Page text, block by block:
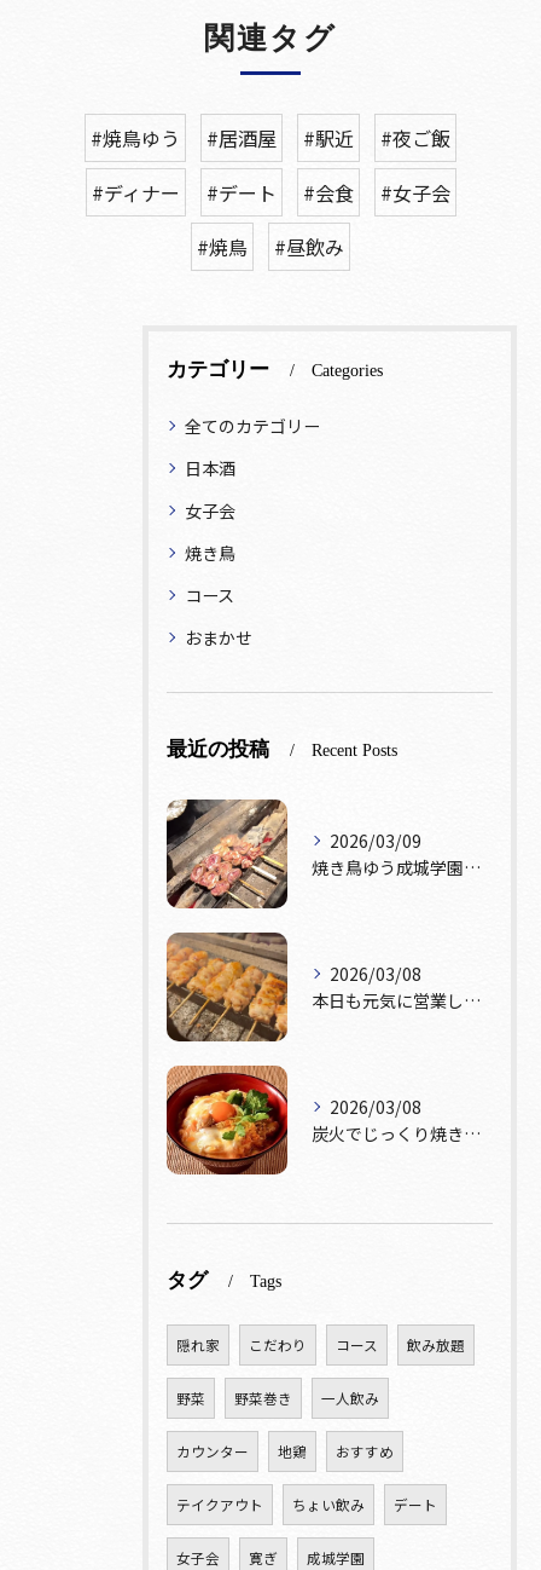
関連タグ
#焼鳥ゆう #居酒屋 #駅近
#夜ご飯
#ディナー
#デート #会食
#女子会
#焼鳥
#昼飲み
カテゴリー Categories
全てのカテゴリー
日本酒
女子会
焼き鳥
コース
おまかせ
最近の投稿 Recent Posts
2026/03/09
焼き鳥ゆう成城学園前店です！本日テーブル席おひとつ、カウンタ...
2026/03/08
本日も元気に営業しております！🔥
2026/03/08
炭火でじっくり焼き上げた鶏肉。
タグ Tags
隠れ家 こだわり コース 飲み放題
野菜 野菜巻き 一人飲み
カウンター 地鶏 おすすめ
テイクアウト ちょい飲み デート
女子会 寛ぎ 成城学園